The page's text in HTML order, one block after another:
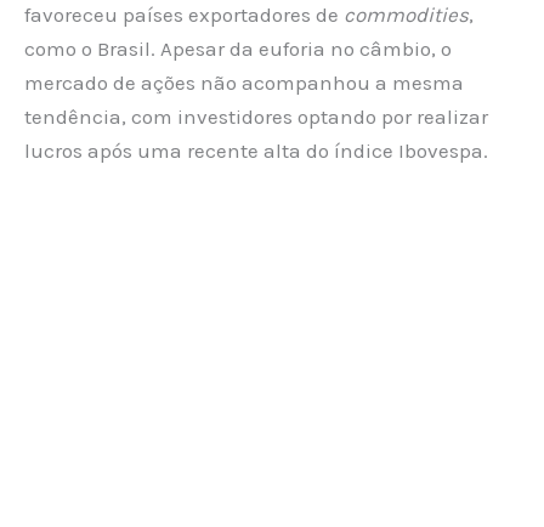
favoreceu países exportadores de commodities,
como o Brasil. Apesar da euforia no câmbio, o
mercado de ações não acompanhou a mesma
tendência, com investidores optando por realizar
lucros após uma recente alta do índice Ibovespa.